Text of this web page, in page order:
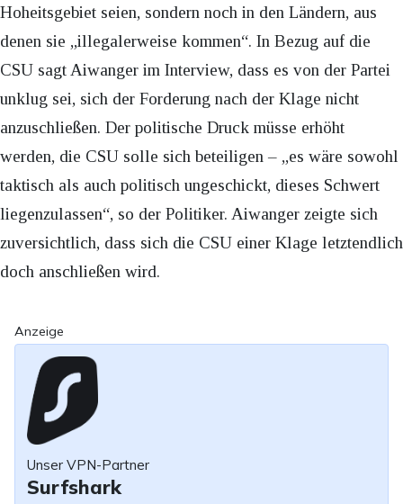
Hoheitsgebiet seien, sondern noch in den Ländern, aus
denen sie „illegalerweise kommen“. In Bezug auf die
CSU sagt Aiwanger im Interview, dass es von der Partei
unklug sei, sich der Forderung nach der Klage nicht
anzuschließen. Der politische Druck müsse erhöht
werden, die CSU solle sich beteiligen – „es wäre sowohl
taktisch als auch politisch ungeschickt, dieses Schwert
liegenzulassen“, so der Politiker. Aiwanger zeigte sich
zuversichtlich, dass sich die CSU einer Klage letztendlich
doch anschließen wird.
Anzeige
Unser VPN-Partner
Surfshark